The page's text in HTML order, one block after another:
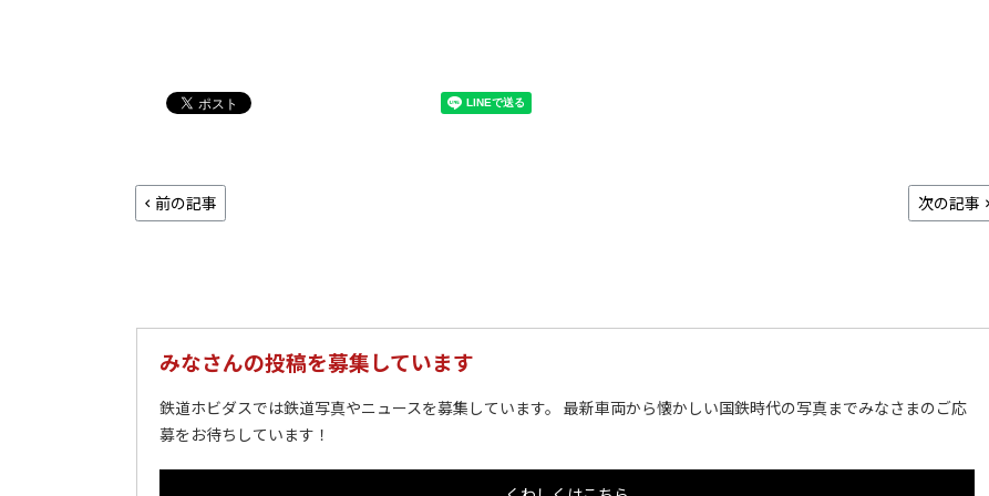
前の記事 次の記事
みなさんの投稿を募集しています
鉄道ホビダスでは鉄道写真やニュースを募集しています。 最新車両から懐かしい国鉄時代の写真までみなさまのご応
募をお待ちしています！